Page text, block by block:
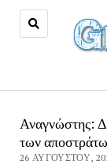
Αναγνώστης:
των
26 ΑΥΓΟΎΣΤΟΥ,